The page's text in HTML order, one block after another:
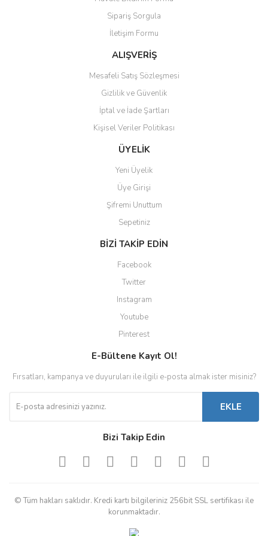
Ürün bilgilerinde hatalar bulunuyor.
Ürün fiyatı diğer sitelerden daha pahalı.
Bu ürüne benzer farklı alternatifler olmalı.
Gönder
Sipariş Sorgula
İletişim Formu
ALIŞVERİŞ
Mesafeli Satış Sözleşmesi
Gizlilik ve Güvenlik
İptal ve İade Şartları
Kişisel Veriler Politikası
ÜYELİK
Yeni Üyelik
Üye Girişi
Şifremi Unuttum
Sepetiniz
BİZİ TAKİP EDİN
Facebook
Twitter
Instagram
Youtube
Pinterest
E-Bültene Kayıt Ol!
Fırsatları, kampanya ve duyuruları ile ilgili e-posta almak ister misiniz?
EKLE
Bizi Takip Edin
© Tüm hakları saklıdır. Kredi kartı bilgileriniz 256bit SSL sertifikası ile
korunmaktadır.